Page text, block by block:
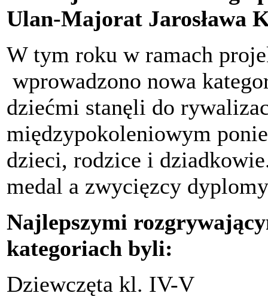
Ulan-Majorat Jarosława
W tym roku w ramach
wprowadzono nowa
dziećmi stanęli do
międzypokoleniowym
dzieci, rodzice i
medal a zwycięzcy
Najlepszymi
kategoriach byli:
Dziewczęta kl. IV-V